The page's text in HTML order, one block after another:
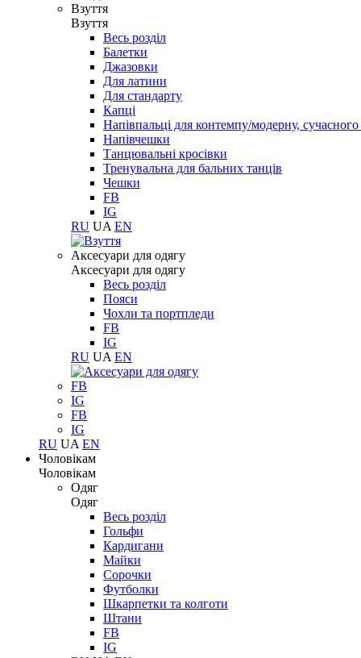
Взуття
Взуття
Весь розділ
Балетки
Джазовки
Для латини
Для стандарту
Капці
Напівпальці для контемпу/модерну,
Напівчешки
Танцювальні кросівки
Тренувальна для бальних танців
Чешки
FB
IG
RU UA EN
Aксесуари для одягу
Aксесуари для одягу
Весь розділ
Пояси
Чохли та портпледи
FB
IG
RU UA EN
FB
IG
FB
IG
RU UA EN
Чоловікам
Чоловікам
Одяг
Одяг
Весь розділ
Гольфи
Кардигани
Майки
Сорочки
Футболки
Шкарпетки та колготи
Штани
FB
IG